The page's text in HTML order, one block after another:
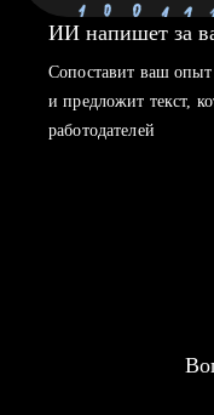
ИИ напишет за
Сопоставит ваш опыт
и предложит текст,
работодателей